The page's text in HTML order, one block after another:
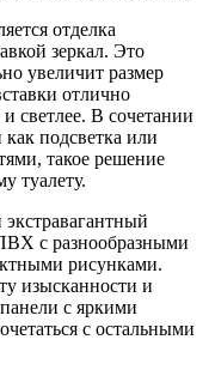
отделка
зеркал. Это
увеличит размер
отлично
светлее. В сочетании
подсветка или
такое решение
туалету.
с разнообразными
рисунками.
изысканности и
с яркими
с остальными